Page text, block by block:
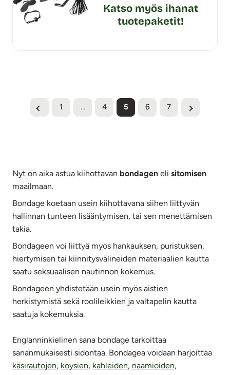
Katso myös ihanat
tuotepaketit!
1 ... 4 5 6 7
Nyt on aika astua kiihottavan bondagen eli sitomisen
maailmaan.
Bondage koetaan usein kiihottavana siihen liittyvän
hallinnan tunteen lisääntymisen, tai sen menettämisen
takia.
Bondageen voi liittyä myös hankauksen, puristuksen,
hiertymisen tai kiinnitysvälineiden materiaalien kautta
saatu seksuaalisen nautinnon kokemus.
Bondageen yhdistetään usein myös aistien
herkistymistä sekä roolileikkien ja valtapelin kautta
saatuja kokemuksia.
Englanninkielinen sana bondage tarkoittaa
sananmukaisesti sidontaa. Bondagea voidaan harjoittaa
käsirautojen, köysien, kahleiden, naamioiden,